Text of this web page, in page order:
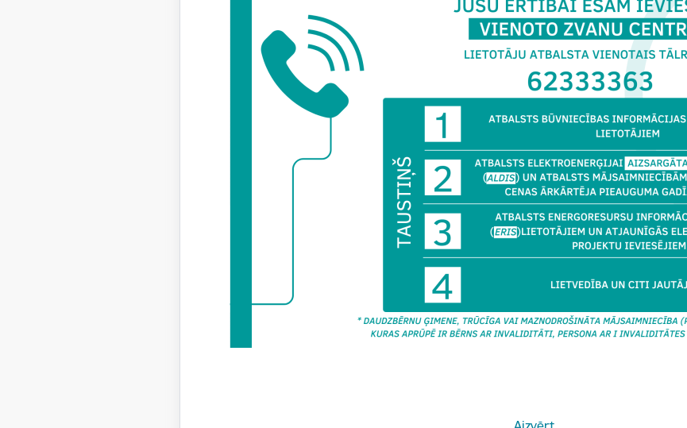
Elektroenerģijas atvieglojuma nodrošināšana
Papildu informāciju par aizsargātā lietotāja atbalsta nosacījumiem
centru pa tālruni
, izvēloties taustiņu 2, vai rakstot uz
aldis.sistema@bvkb.gov.lv
Aizsargāto lietotāju tirdzniecības pakalpojumu regulē 2021. gada 1.
“Aizsargātā lietotāja tirdzniecības pakalpojuma noteikumi”.
samazinājumu elektroenerģijas un sistēmas pakalpojumu rēķina
Maksājuma samazinājums tiek piemērots šādā apmērā:
trūcīgai vai maznodrošinātai mājsaimniecībai (personai) –20 euro;
ģimenei (personai), kuras aprūpē ir bērns ar invaliditāti –20 euro;
personai ar I invaliditātes grupu vai tās aizgādnim –20 euro;
daudzbērnu ģimenei –25 euro
Aizsargātā lietotāja tirdzniecības pakalpojumu ir pienākums
vairāk nekā 10 000 mājsaimniecību. Šobrīd pakalpojuma